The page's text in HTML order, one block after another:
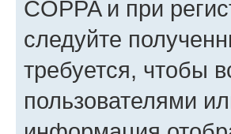
COPPA и при
следуйте
требуется, чтобы
пользователями